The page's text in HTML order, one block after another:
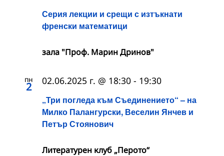
Серия лекции и срещи с изтъкнати
френски математици
зала "Проф. Марин Дринов"
пн
2
„Три погледа към Съединението“ – на
Милко Палангурски, Веселин Янчев и
Петър Стоянович
02.06.2025 г. @ 18:30 - 19:30
Литературен клуб „Перото“